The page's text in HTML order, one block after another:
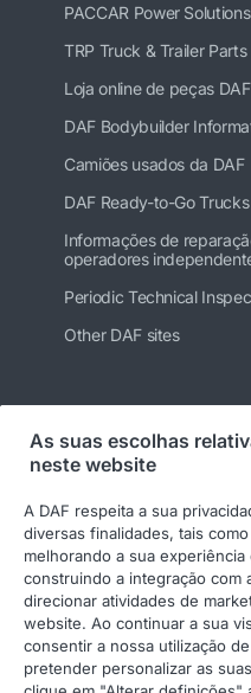
PACCAR Power Solutions
TRP Truck & Trailer Parts
Loja online de peças DAF
DAF Bodybuilder
Camiões usados da DAF
DAF Ready-to-Go Trucks
Informações de
operadores
Periodic Technical
Other DAF sites
Siga-nos
© 2026 DAF
As suas escolhas
neste website
A DAF respeita a sua
diversas finalidades, tais
melhorando a sua
construindo a integração com
direcionar atividades de
website. Ao continuar a sua
consentir a nossa utilização
pretender personalizar as